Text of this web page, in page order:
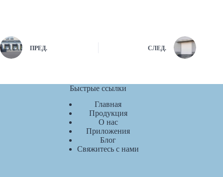
ПРЕД. СЛЕД.
Быстрые ссылки
Главная
Продукция
О нас
Приложения
Блог
Свяжитесь с нами